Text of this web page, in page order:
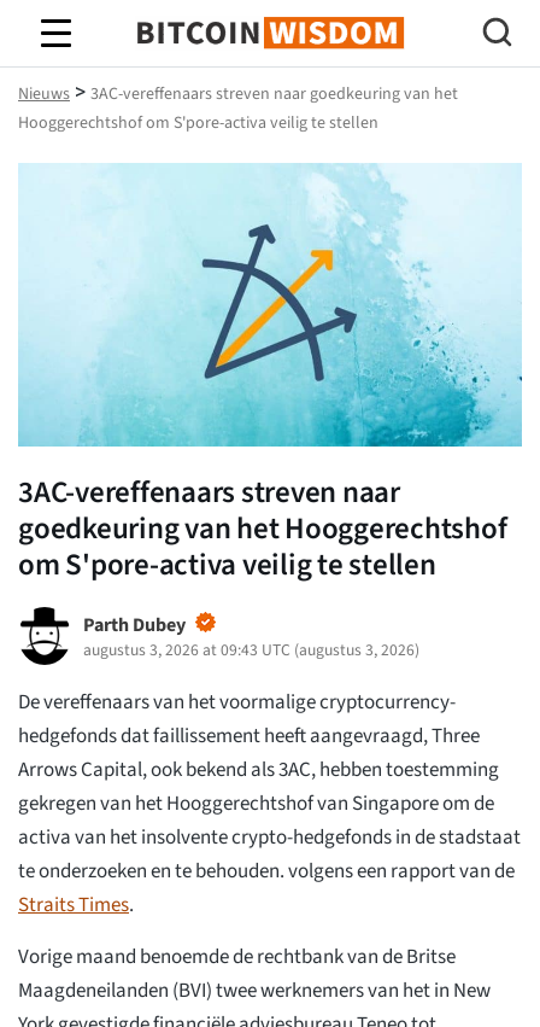
Bitcoin-wijsheid
Nieuws > 3AC-vereffenaars streven naar goedkeuring van het
Hooggerechtshof om S'pore-activa veilig te stellen
3AC-vereffenaars streven naar
goedkeuring van het Hooggerechtshof
om S'pore-activa veilig te stellen
Parth Dubey
augustus 3, 2026 at 09:43 UTC (augustus 3, 2026)
De vereffenaars van het voormalige cryptocurrency-
hedgefonds dat faillissement heeft aangevraagd, Three
Arrows Capital, ook bekend als 3AC, hebben toestemming
gekregen van het Hooggerechtshof van Singapore om de
activa van het insolvente crypto-hedgefonds in de stadstaat
te onderzoeken en te behouden. volgens een rapport van de
Straits Times.
Vorige maand benoemde de rechtbank van de Britse
Maagdeneilanden (BVI) twee werknemers van het in New